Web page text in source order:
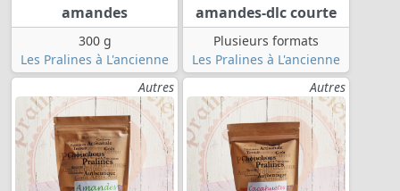
amandes
300 g
Les Pralines à L'ancienne
amandes-dlc courte
Plusieurs formats
Les Pralines à L'ancienne
Autres
Autres